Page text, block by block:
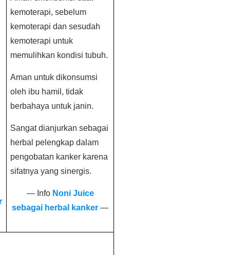
kemoterapi, sebelum
kemoterapi dan sesudah
kemoterapi untuk
memulihkan kondisi tubuh.
Aman untuk dikonsumsi
oleh ibu hamil, tidak
berbahaya untuk janin.
Sangat dianjurkan sebagai
herbal pelengkap dalam
pengobatan kanker karena
sifatnya yang sinergis.
— Info Noni Juice
sebagai herbal kanker —